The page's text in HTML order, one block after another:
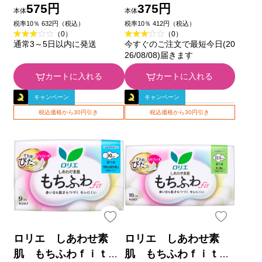
ボリュームパック 特
別心配な昼用３０ｃ
ｍ 羽つき １６コ 花
本体575円
税率10％ 632円（税込）
（0）
通常3～5日以内に発送
カートに入れる
特に多い昼用２５ｃ
ｍ 羽つき １４コ 花
王 (医薬部外品)
本体375円
税率10％ 412円（税込）
（0）
今すぐのご注文で最短今日(20
26/08/08)届きます
カートに入れる
キャンペーン
税込価格から30円引き
ロリエ しあわせ素
肌 もちふわｆｉｔ
キャンペーン
税込価格から30円引き
ロリエ しあわせ素
肌 もちふわｆｉｔ